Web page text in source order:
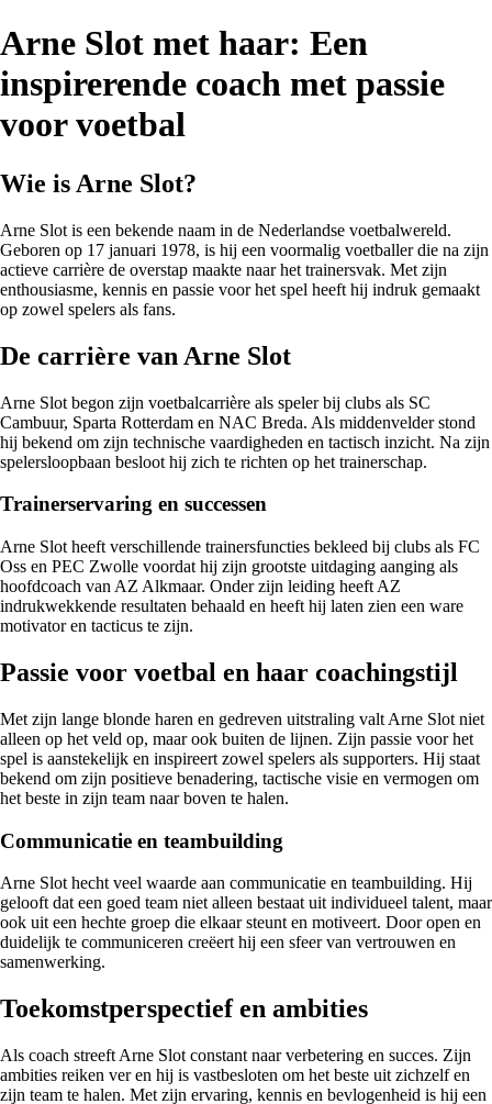
Arne Slot met haar: Een
inspirerende coach met passie
voor voetbal
Wie is Arne Slot?
Arne Slot is een bekende naam in de Nederlandse voetbalwereld.
Geboren op 17 januari 1978, is hij een voormalig voetballer die na zijn
actieve carrière de overstap maakte naar het trainersvak. Met zijn
enthousiasme, kennis en passie voor het spel heeft hij indruk gemaakt
op zowel spelers als fans.
De carrière van Arne Slot
Arne Slot begon zijn voetbalcarrière als speler bij clubs als SC
Cambuur, Sparta Rotterdam en NAC Breda. Als middenvelder stond
hij bekend om zijn technische vaardigheden en tactisch inzicht. Na zijn
spelersloopbaan besloot hij zich te richten op het trainerschap.
Trainerservaring en successen
Arne Slot heeft verschillende trainersfuncties bekleed bij clubs als FC
Oss en PEC Zwolle voordat hij zijn grootste uitdaging aanging als
hoofdcoach van AZ Alkmaar. Onder zijn leiding heeft AZ
indrukwekkende resultaten behaald en heeft hij laten zien een ware
motivator en tacticus te zijn.
Passie voor voetbal en haar coachingstijl
Met zijn lange blonde haren en gedreven uitstraling valt Arne Slot niet
alleen op het veld op, maar ook buiten de lijnen. Zijn passie voor het
spel is aanstekelijk en inspireert zowel spelers als supporters. Hij staat
bekend om zijn positieve benadering, tactische visie en vermogen om
het beste in zijn team naar boven te halen.
Communicatie en teambuilding
Arne Slot hecht veel waarde aan communicatie en teambuilding. Hij
gelooft dat een goed team niet alleen bestaat uit individueel talent, maar
ook uit een hechte groep die elkaar steunt en motiveert. Door open en
duidelijk te communiceren creëert hij een sfeer van vertrouwen en
samenwerking.
Toekomstperspectief en ambities
Als coach streeft Arne Slot constant naar verbetering en succes. Zijn
ambities reiken ver en hij is vastbesloten om het beste uit zichzelf en
zijn team te halen. Met zijn ervaring, kennis en bevlogenheid is hij een